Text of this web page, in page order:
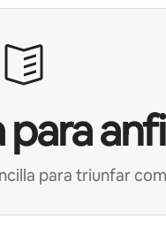
para triunfar